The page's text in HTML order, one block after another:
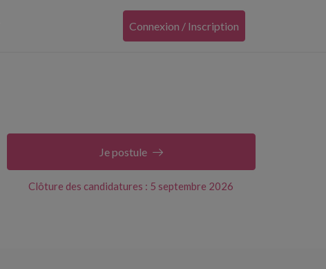
Connexion / Inscription
Clôture des candidatures : 5 septembre 2026
Je postule